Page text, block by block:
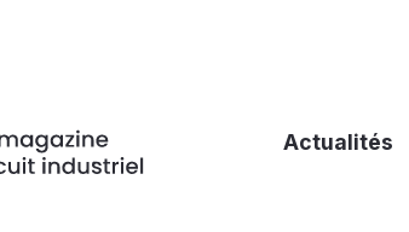
Actualités